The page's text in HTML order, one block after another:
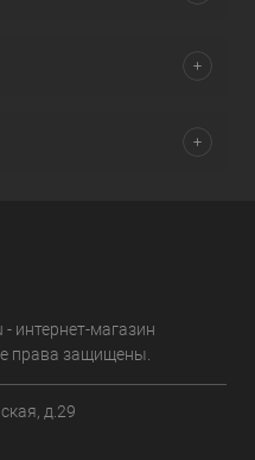
интернет-магазин
права защищены.
д.29